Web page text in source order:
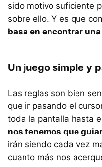
sido motivo suficiente
sobre ello. Y es que
basa en encontrar
Un juego simple y
Las reglas son bien
que ir pasando el
toda la pantalla hasta
nos tenemos que
irán siendo cada vez
cuanto más nos